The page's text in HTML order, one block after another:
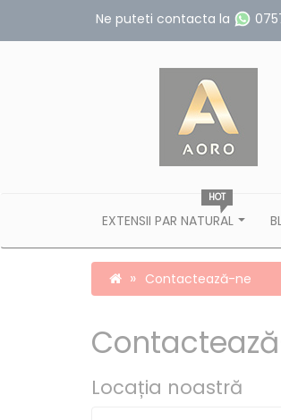
Ne puteti contacta la
HOT
EXTENSII PAR NATURAL
Contactează-ne
Locația noastră